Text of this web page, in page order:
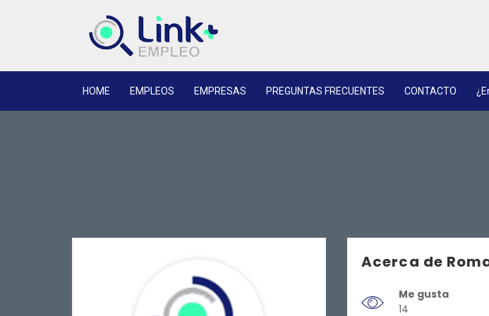
HOME EMPLEOS EMPRESAS PREGUNTAS FRECUENTES CONTACTO
Acerca de
Me gusta
14